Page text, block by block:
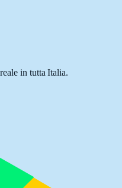
in tutta Italia.